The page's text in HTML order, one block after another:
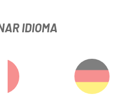
DEL PRODUCTO
IDIOMA